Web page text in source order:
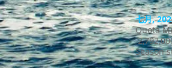
七月,
Quota
Season